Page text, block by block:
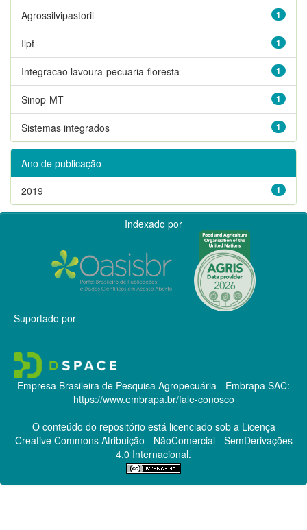
1
Agrossilvipastoril
1
Ilpf
1
Integracao lavoura-pecuaria-floresta
1
Sinop-MT
1
Sistemas integrados
Ano de publicação
1
2019
Indexado por
Suportado por
Empresa Brasileira de Pesquisa Agropecuária - Embrapa SAC:
https://www.embrapa.br/fale-conosco
O conteúdo do repositório está licenciado sob a Licença
Creative CommonsAtribuição - NãoComercial - SemDerivações
4.0 Internacional.